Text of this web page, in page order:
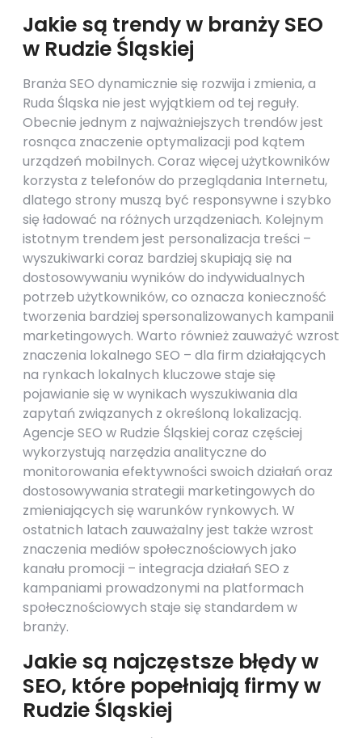
Jakie są trendy w branży SEO
w Rudzie Śląskiej
Branża SEO dynamicznie się rozwija i zmienia, a
Ruda Śląska nie jest wyjątkiem od tej reguły.
Obecnie jednym z najważniejszych trendów jest
rosnąca znaczenie optymalizacji pod kątem
urządzeń mobilnych. Coraz więcej użytkowników
korzysta z telefonów do przeglądania Internetu,
dlatego strony muszą być responsywne i szybko
się ładować na różnych urządzeniach. Kolejnym
istotnym trendem jest personalizacja treści –
wyszukiwarki coraz bardziej skupiają się na
dostosowywaniu wyników do indywidualnych
potrzeb użytkowników, co oznacza konieczność
tworzenia bardziej spersonalizowanych kampanii
marketingowych. Warto również zauważyć wzrost
znaczenia lokalnego SEO – dla firm działających
na rynkach lokalnych kluczowe staje się
pojawianie się w wynikach wyszukiwania dla
zapytań związanych z określoną lokalizacją.
Agencje SEO w Rudzie Śląskiej coraz częściej
wykorzystują narzędzia analityczne do
monitorowania efektywności swoich działań oraz
dostosowywania strategii marketingowych do
zmieniających się warunków rynkowych. W
ostatnich latach zauważalny jest także wzrost
znaczenia mediów społecznościowych jako
kanału promocji – integracja działań SEO z
kampaniami prowadzonymi na platformach
społecznościowych staje się standardem w
branży.
Jakie są najczęstsze błędy w
SEO, które popełniają firmy w
Rudzie Śląskiej